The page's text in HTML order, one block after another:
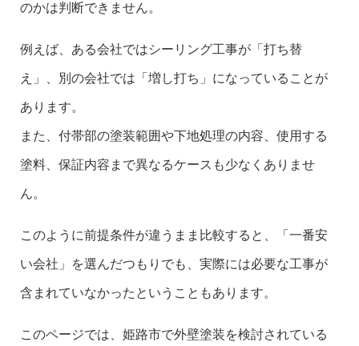
のかは判断できません。
例えば、ある会社ではシーリング工事が「打ち替
え」、別の会社では「増し打ち」になっていることが
あります。
また、付帯部の塗装範囲や下地処理の内容、使用する
塗料、保証内容まで異なるケースも少なくありませ
ん。
このように前提条件が違うまま比較すると、「一番安
い会社」を選んだつもりでも、実際には必要な工事が
含まれていなかったということもあります。
このページでは、姫路市で外壁塗装を検討されている